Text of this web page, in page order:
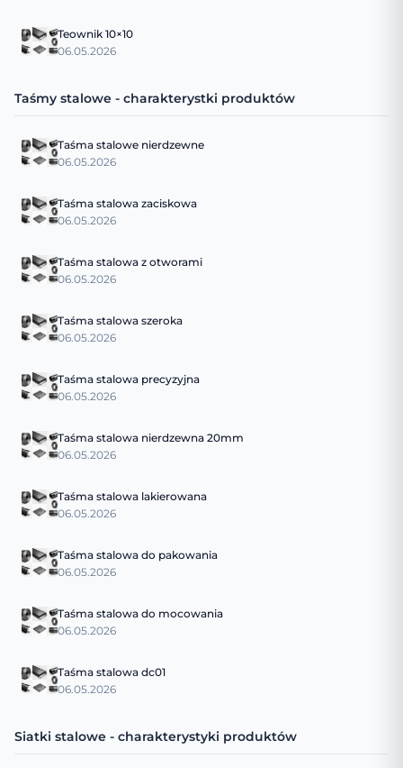
Teownik 10×10
06.05.2026
Taśmy stalowe - charakterystki produktów
Taśma stalowe nierdzewne
06.05.2026
Taśma stalowa zaciskowa
06.05.2026
Taśma stalowa z otworami
06.05.2026
Taśma stalowa szeroka
06.05.2026
Taśma stalowa precyzyjna
06.05.2026
Taśma stalowa nierdzewna 20mm
06.05.2026
Taśma stalowa lakierowana
06.05.2026
Taśma stalowa do pakowania
06.05.2026
Taśma stalowa do mocowania
06.05.2026
Taśma stalowa dc01
06.05.2026
Siatki stalowe - charakterystyki produktów